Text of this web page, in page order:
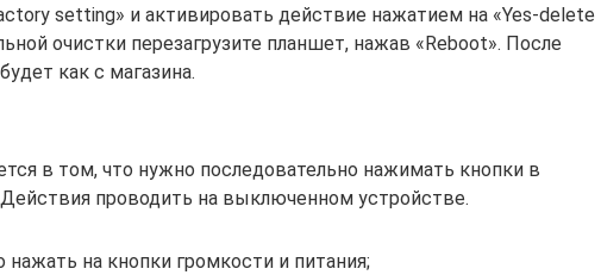
setting» и активировать действие нажатием на «Yes-delete
очистки перезагрузите планшет, нажав «Reboot». После
как с магазина.
в том, что нужно последовательно нажимать кнопки в
проводить на выключенном устройстве.
на кнопки громкости и питания;